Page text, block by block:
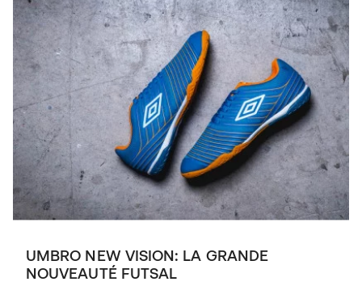
UMBRO NEW VISION: LA GRANDE
NOUVEAUTÉ FUTSAL